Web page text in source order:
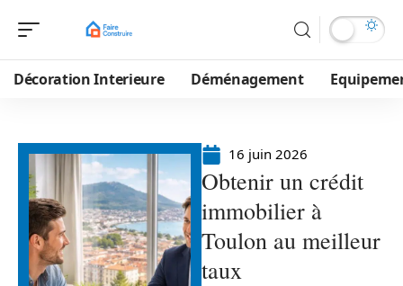
Décoration Interieure Déménagement
16 juin 2026
Obtenir un crédit
immobilier à
Toulon au meilleur
taux